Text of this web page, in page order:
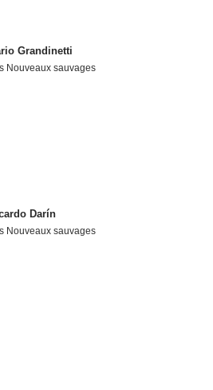
Grandinetti
Nouveaux sauvages
Darín
Nouveaux sauvages